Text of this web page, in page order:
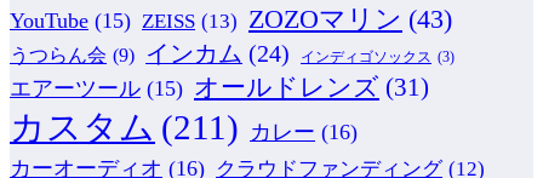
YouTube (15) ZEISS (13) ZOZOマリン (43)
うつらん会 (9) インカム (24) インディゴソックス (3)
エアーツール (15) オールドレンズ (31)
カスタム (211) カレー (16)
カーオーディオ (16) クラウドファンディング (12)